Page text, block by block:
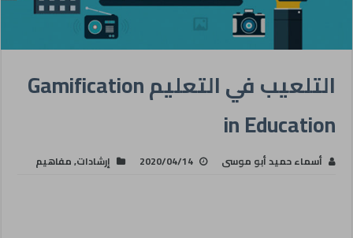
التلعيب في التعليم Gamification
in Education
أسماء حميد أبو موسى 2020/04/14 إرشادات,مفاهيم